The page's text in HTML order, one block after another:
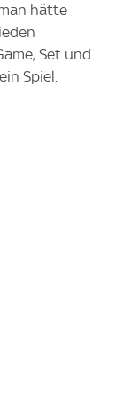
hätte
Set und
Spiel.